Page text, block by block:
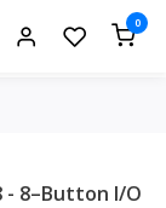
0
- 8–Button I/O